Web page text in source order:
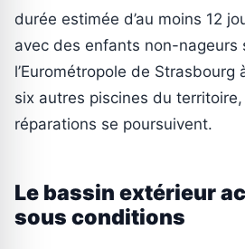
durée estimée d’au moins 12
avec des enfants non-nageurs
l’Eurométropole de Strasbourg
six autres piscines du
réparations se poursuivent.
Le bassin extérieur
sous conditions